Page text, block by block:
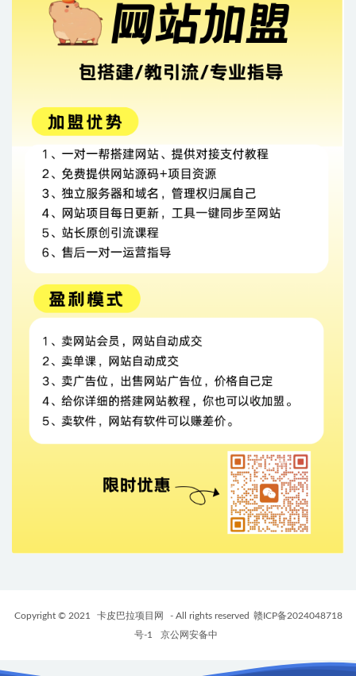
Copyright © 2021 卡皮巴拉项目网 - All rights reserved
赣ICP备2024048718
号-1
京公网安备中